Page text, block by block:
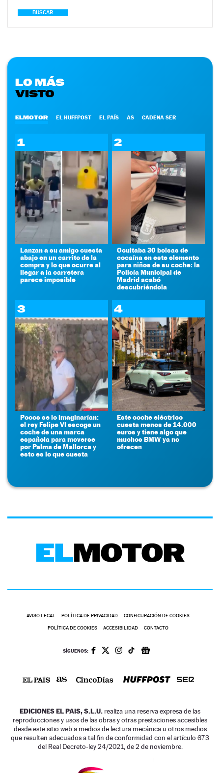
BUSCAR
LO MÁS
VISTO
ELMOTOR EL HUFFPOST EL PAÍS AS CADENA SER
1
Lanzan a su amigo cuesta
abajo en un carrito de la
compra y lo que ocurre al
llegar a la carretera
parece imposible
2
Ocultaba 30 bolsas de
cocaína en este elemento
para niños de su coche: la
Policía Municipal de
Madrid acabó
descubriéndola
3
Pocos se lo imaginarían:
el rey Felipe VI escoge un
coche de una marca
española para moverse
por Palma de Mallorca y
esto es lo que cuesta
4
Este coche eléctrico
cuesta menos de 14.000
euros y tiene algo que
muchos BMW ya no
ofrecen
AVISO LEGAL POLÍTICA DE PRIVACIDAD CONFIGURACIÓN DE COOKIES
POLÍTICA DE COOKIES ACCESIBILIDAD CONTACTO
SÍGUENOS:
EDICIONES EL PAIS, S.L.U. realiza una reserva expresa de las
reproducciones y usos de las obras y otras prestaciones accesibles
desde este sitio web a medios de lectura mecánica u otros medios
que resulten adecuados a tal fin de conformidad con el artículo 67.3
del Real Decreto-ley 24/2021, de 2 de noviembre.